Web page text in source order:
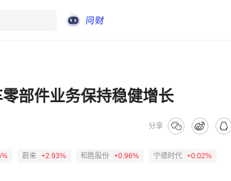
部件业务保持稳健增长
分享
蔚来 +2.93% 和胜股份 +0.96% 宁德时代 +0.02%